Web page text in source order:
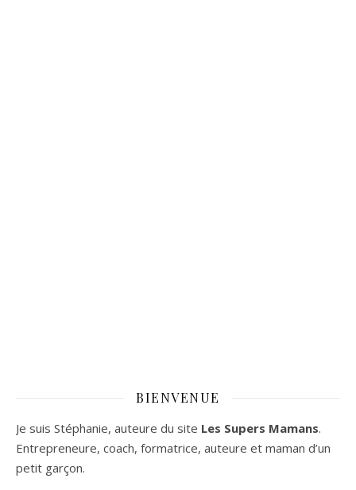
BIENVENUE
Je suis Stéphanie, auteure du site Les Supers Mamans.
Entrepreneure, coach, formatrice, auteure et maman d’un
petit garçon.